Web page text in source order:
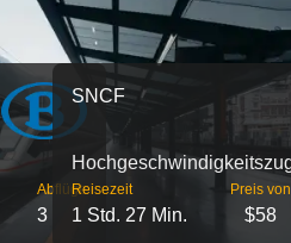
Abflüge
3
SNCF
Reisezeit
1 Std. 27 Min.
Preis von
$58